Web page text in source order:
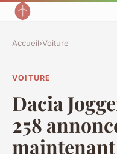
Accueil›Voiture
VOITURE
Dacia
258